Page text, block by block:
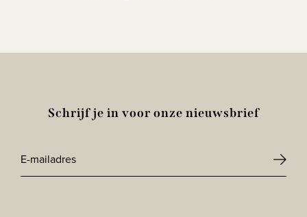
Schrijf je in voor onze nieuwsbrief
mailadres